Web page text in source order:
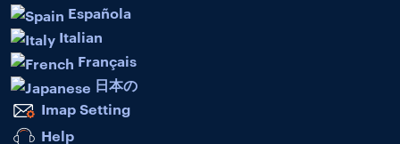
Española
Italian
Français
日本の
Imap Setting
Help